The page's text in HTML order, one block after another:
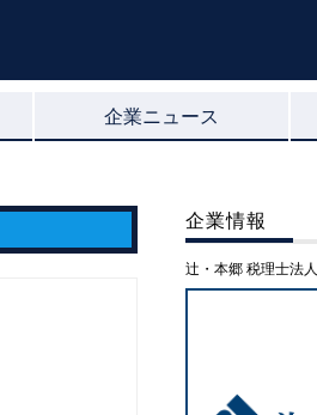
企業ニュース
企業情報
辻・本郷 税理士法人